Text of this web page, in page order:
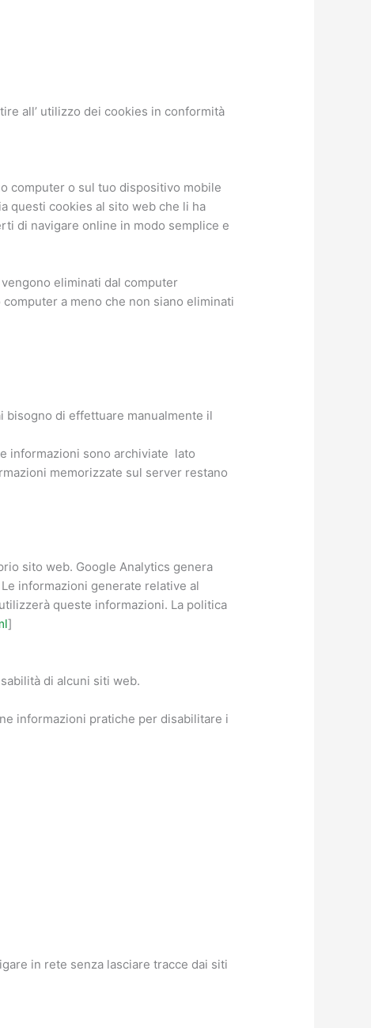
all’ utilizzo dei cookies in conformità
computer o sul tuo dispositivo mobile
questi cookies al sito web che li ha
di navigare online in modo semplice e
eliminati dal computer
a meno che non siano eliminati
bisogno di effettuare manualmente il
informazioni sono archiviate lato
memorizzate sul server restano
sito web. Google Analytics genera
informazioni generate relative al
queste informazioni. La politica
]
di alcuni siti web.
informazioni pratiche per disabilitare i
in rete senza lasciare tracce dai siti